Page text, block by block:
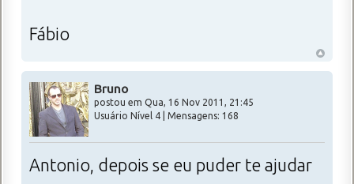
Fábio
Bruno
postou em Qua, 16 Nov 2011, 21:45
Usuário Nível 4 | Mensagens: 168
Antonio, depois se eu puder te ajudar